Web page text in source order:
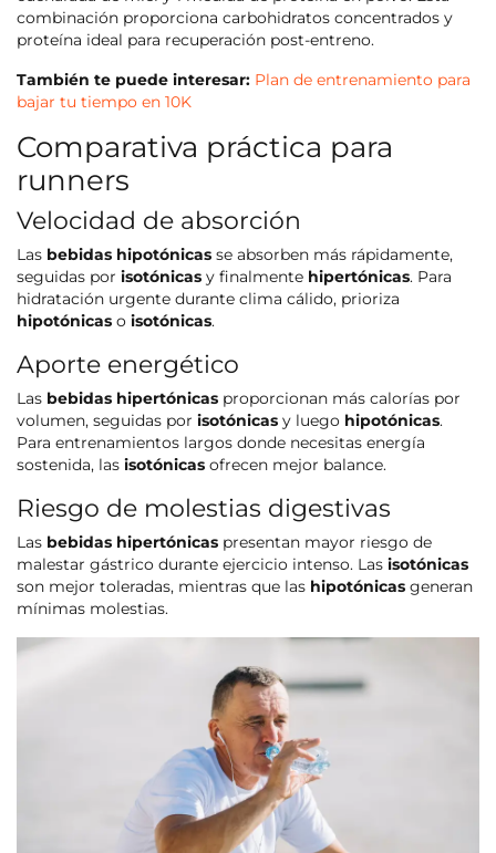
combinación proporciona carbohidratos concentrados y
proteína ideal para recuperación post-entreno.
También te puede interesar: Plan de entrenamiento para
bajar tu tiempo en 10K
Comparativa práctica para
runners
Velocidad de absorción
Las bebidas hipotónicas se absorben más rápidamente,
seguidas por isotónicas y finalmente hipertónicas. Para
hidratación urgente durante clima cálido, prioriza
hipotónicas o isotónicas.
Aporte energético
Las bebidas hipertónicas proporcionan más calorías por
volumen, seguidas por isotónicas y luego hipotónicas.
Para entrenamientos largos donde necesitas energía
sostenida, las isotónicas ofrecen mejor balance.
Riesgo de molestias digestivas
Las bebidas hipertónicas presentan mayor riesgo de
malestar gástrico durante ejercicio intenso. Las isotónicas
son mejor toleradas, mientras que las hipotónicas generan
mínimas molestias.